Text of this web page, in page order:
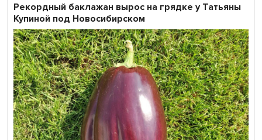
Рекордный баклажан вырос на грядке у Татьяны
Купиной под Новосибирском